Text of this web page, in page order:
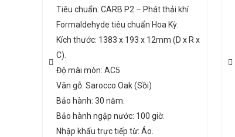
Tiêu chuẩn: CARB P2 – Phát thải khí
Formaldehyde tiêu chuẩn Hoa Kỳ.
Kích thước: 1383 x 193 x 12mm (D x R x
C).
Độ mài mòn: AC5
Vân gỗ: Sarocco Oak (Sồi)
Bảo hành: 30 năm.
Bảo hành ngập nước: 100 giờ.
Nhập khẩu trực tiếp từ: Áo.